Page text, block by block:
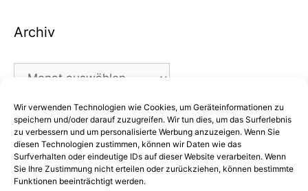
Wir verwenden Technologien wie Cookies, um Geräteinformationen zu
speichern und/oder darauf zuzugreifen. Wir tun dies, um das Surferlebnis
zu verbessern und um personalisierte Werbung anzuzeigen. Wenn Sie
diesen Technologien zustimmen, können wir Daten wie das
Surfverhalten oder eindeutige IDs auf dieser Website verarbeiten. Wenn
Sie Ihre Zustimmung nicht erteilen oder zurückziehen, können bestimmte
Funktionen beeinträchtigt werden.
Archiv
Archiv
Kategorien
Kategorien